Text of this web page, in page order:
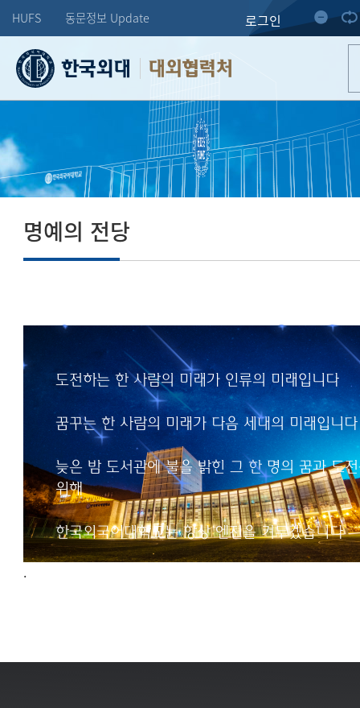
HUFS 동문정보 Update 로그인
대외협력처
명예의 전당
도전하는 한 사람의 미래가 인류의 미래입니다
꿈꾸는 한 사람의 미래가 다음 세대의 미래입니다
늦은 밤 도서관에 불을 밝힌 그 한 명의 꿈과 도
위해
한국외국어대학교는 항상 엔진을 켜두겠습니다
도전하는 한 사람의 미래가
인류의 미래입니다
꿈꾸는 한 사람의 미래가
다음 세대의 미래입니다
늦은 밤 도서관에 불을 밝힌
그 한 명의 꿈과 도전을 위해
한국외국어대학교는
항상 엔진을 켜두겠습니다
.